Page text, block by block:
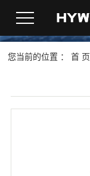
您当前的位置 ：首 页